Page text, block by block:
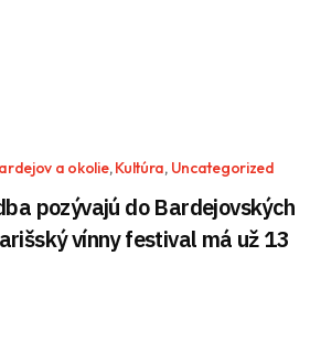
a okolie,Kultúra, Uncategorized
pozývajú do Bardejovských
vínny festival má už 13